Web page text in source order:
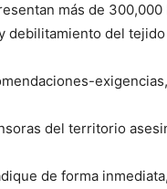
más de
debilitamiento del
del territorio
de forma